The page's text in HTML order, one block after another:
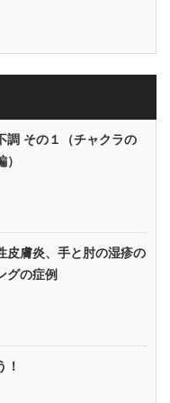
調 その１（チャクラの
皮膚炎、手と肘の湿疹の
グの症例
！